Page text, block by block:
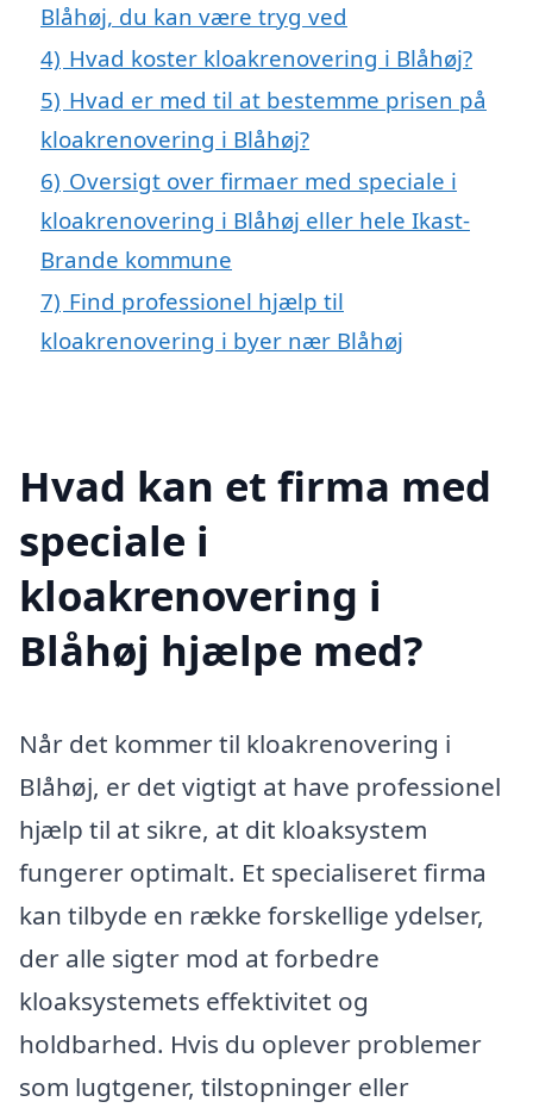
Blåhøj, du kan være tryg ved
4) Hvad koster kloakrenovering i Blåhøj?
5) Hvad er med til at bestemme prisen på
kloakrenovering i Blåhøj?
6) Oversigt over firmaer med speciale i
kloakrenovering i Blåhøj eller hele Ikast-
Brande kommune
7) Find professionel hjælp til
kloakrenovering i byer nær Blåhøj
Hvad kan et firma med
speciale i
kloakrenovering i
Blåhøj hjælpe med?
Når det kommer til kloakrenovering i
Blåhøj, er det vigtigt at have professionel
hjælp til at sikre, at dit kloaksystem
fungerer optimalt. Et specialiseret firma
kan tilbyde en række forskellige ydelser,
der alle sigter mod at forbedre
kloaksystemets effektivitet og
holdbarhed. Hvis du oplever problemer
som lugtgener, tilstopninger eller